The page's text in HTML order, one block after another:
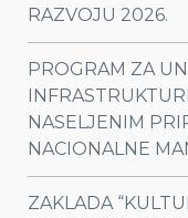
RAZVOJU 2026.
PROGRAM ZA
NASELJENIM
NACIONALNE
ZAKLADA